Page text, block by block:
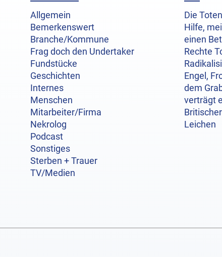
Allgemein
Bemerkenswert
Branche/Kommune
Frag doch den Undertaker
Fundstücke
Geschichten
Internes
Menschen
Mitarbeiter/Firma
Nekrolog
Podcast
Sonstiges
Sterben + Trauer
TV/Medien
Die
Hilfe,
einen
Rechte
Engel,
dem
verträgt
Leichen